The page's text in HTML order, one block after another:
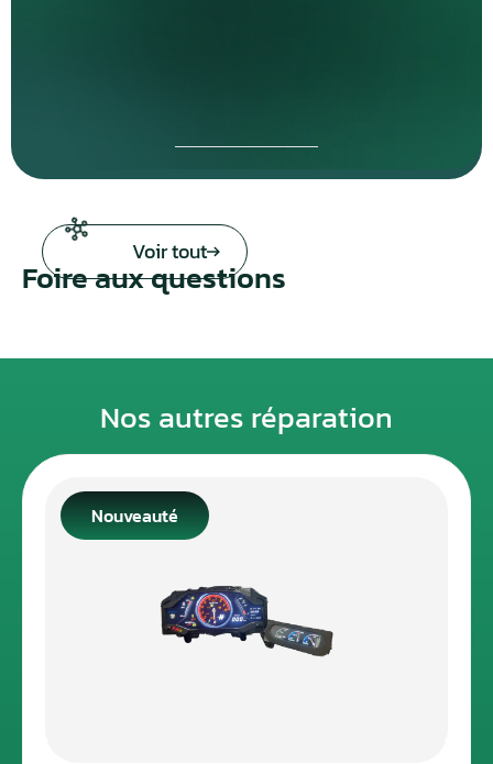
Voir tout
Foire aux questions
Nos autres réparation
Nouveauté